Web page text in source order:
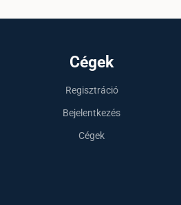
Cégek
Regisztráció
Bejelentkezés
Cégek